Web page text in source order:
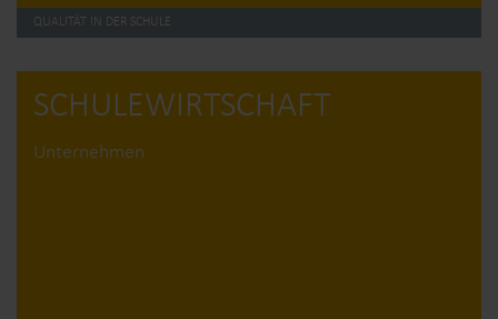
QUALITÄT IN DER SCHULE
SCHULE­WIRTSCHAFT
Unternehmen